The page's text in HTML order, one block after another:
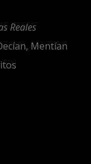
Reales
Mentían